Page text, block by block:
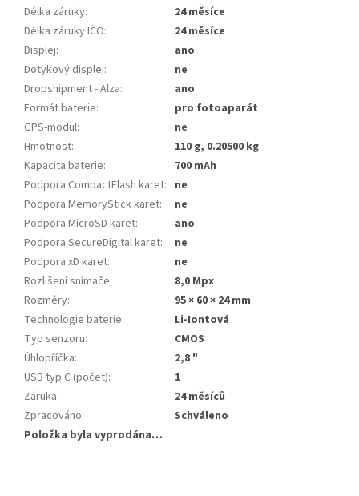
Délka záruky:
24 měsíce
Délka záruky IČO:
24 měsíce
Displej:
ano
Dotykový displej:
ne
Dropshipment - Alza:
ano
Formát baterie:
pro fotoaparát
GPS-modul:
ne
Hmotnost:
110 g, 0.20500 kg
Kapacita baterie:
700 mAh
Podpora CompactFlash karet: ne
Podpora MemoryStick karet:
ne
Podpora MicroSD karet:
ano
Podpora SecureDigital karet:
ne
Podpora xD karet:
ne
Rozlišení snímače:
8,0 Mpx
Rozměry:
95 × 60 × 24 mm
Technologie baterie:
Li-Iontová
Typ senzoru:
CMOS
Úhlopříčka:
2,8 "
USB typ C (počet):
1
Záruka:
24 měsíců
Zpracováno:
Schváleno
Položka byla vyprodána…